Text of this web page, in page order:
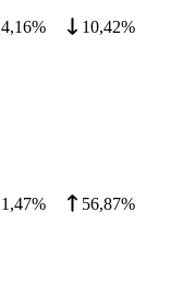
4,16% 10,42%
1,47% 56,87%